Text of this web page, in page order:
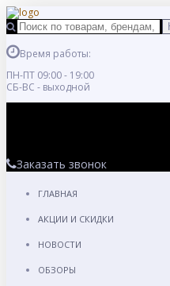
Время работы:
ПН-ПТ 09:00 - 19:00
СБ-ВС - выходной
Заказать звонок
ГЛАВНАЯ
АКЦИИ И СКИДКИ
НОВОСТИ
ОБЗОРЫ